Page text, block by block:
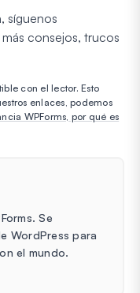
síguenos
consejos, trucos
con el lector. Esto
enlaces, podemos
WPForms, por qué es
Se
WordPress para
el mundo.